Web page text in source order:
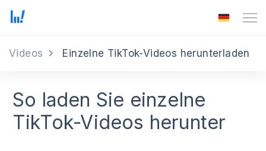
Videos Einzelne TikTok-Videos herunterladen
So laden Sie einzelne
TikTok-Videos herunter